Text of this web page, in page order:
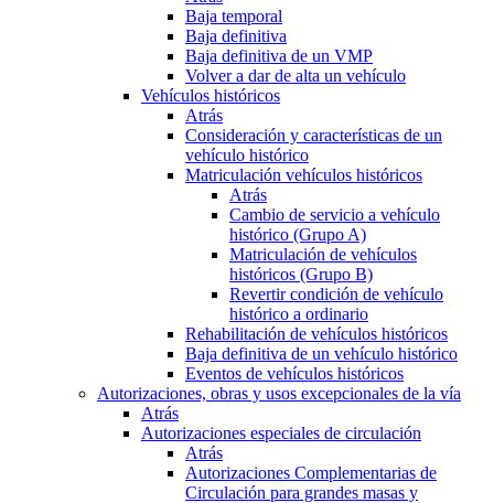
Baja temporal
Baja definitiva
Baja definitiva de un VMP
Volver a dar de alta un vehículo
Vehículos históricos
Atrás
Consideración y características de un
vehículo histórico
Matriculación vehículos históricos
Atrás
Cambio de servicio a vehículo
histórico (Grupo A)
Matriculación de vehículos
históricos (Grupo B)
Revertir condición de vehículo
histórico a ordinario
Rehabilitación de vehículos históricos
Baja definitiva de un vehículo histórico
Eventos de vehículos históricos
Autorizaciones, obras y usos excepcionales de la vía
Atrás
Autorizaciones especiales de circulación
Atrás
Autorizaciones Complementarias de
Circulación para grandes masas y